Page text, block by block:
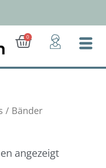
0
Warenkorb
/ Bänder
angezeigt